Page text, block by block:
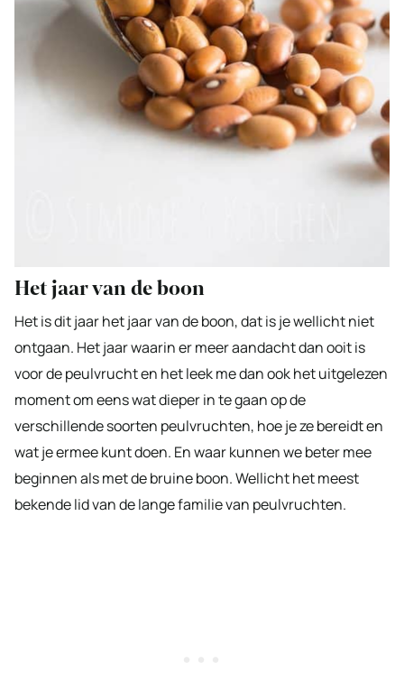
Het jaar van de boon
Het is dit jaar het jaar van de boon, dat is je wellicht niet
ontgaan. Het jaar waarin er meer aandacht dan ooit is
voor de peulvrucht en het leek me dan ook het uitgelezen
moment om eens wat dieper in te gaan op de
verschillende soorten peulvruchten, hoe je ze bereidt en
wat je ermee kunt doen. En waar kunnen we beter mee
beginnen als met de bruine boon. Wellicht het meest
bekende lid van de lange familie van peulvruchten.